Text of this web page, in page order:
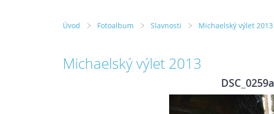
Úvod Fotoalbum Slavnosti Michaelský výlet 2013
Michaelský výlet 2013
DSC_0259a